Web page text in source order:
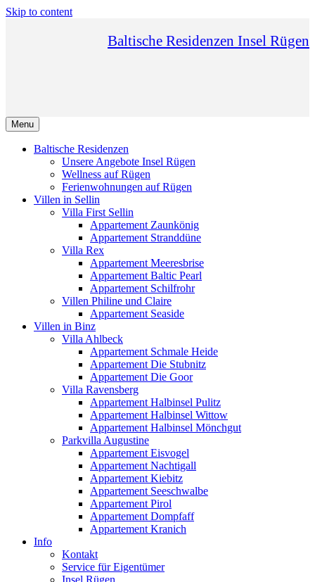
Skip to content
Baltische Residenzen Insel Rügen
Menu
Baltische Residenzen
Unsere Angebote Insel Rügen
Wellness auf Rügen
Ferienwohnungen auf Rügen
Villen in Sellin
Villa First Sellin
Appartement Zaunkönig
Appartement Stranddüne
Villa Rex
Appartement Meeresbrise
Appartement Baltic Pearl
Appartement Schilfrohr
Villen Philine und Claire
Appartement Seaside
Villen in Binz
Villa Ahlbeck
Appartement Schmale Heide
Appartement Die Stubnitz
Appartement Die Goor
Villa Ravensberg
Appartement Halbinsel Pulitz
Appartement Halbinsel Wittow
Appartement Halbinsel Mönchgut
Parkvilla Augustine
Appartement Eisvogel
Appartement Nachtigall
Appartement Kiebitz
Appartement Seeschwalbe
Appartement Pirol
Appartement Dompfaff
Appartement Kranich
Info
Kontakt
Service für Eigentümer
Insel Rügen